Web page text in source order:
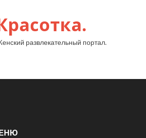
развлекательный портал.